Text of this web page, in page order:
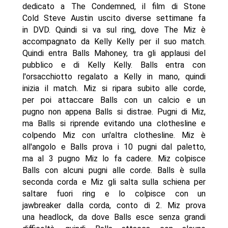
dedicato a The Condemned, il film di Stone
Cold Steve Austin uscito diverse settimane fa
in DVD. Quindi si va sul ring, dove The Miz è
accompagnato da Kelly Kelly per il suo match.
Quindi entra Balls Mahoney, tra gli applausi del
pubblico e di Kelly Kelly. Balls entra con
l'orsacchiotto regalato a Kelly in mano, quindi
inizia il match. Miz si ripara subito alle corde,
per poi attaccare Balls con un calcio e un
pugno non appena Balls si distrae. Pugni di Miz,
ma Balls si riprende evitando una clothesline e
colpendo Miz con un'altra clothesline. Miz è
all'angolo e Balls prova i 10 pugni dal paletto,
ma al 3 pugno Miz lo fa cadere. Miz colpisce
Balls con alcuni pugni alle corde. Balls è sulla
seconda corda e Miz gli salta sulla schiena per
saltare fuori ring e lo colpisce con un
jawbreaker dalla corda, conto di 2. Miz prova
una headlock, da dove Balls esce senza grandi